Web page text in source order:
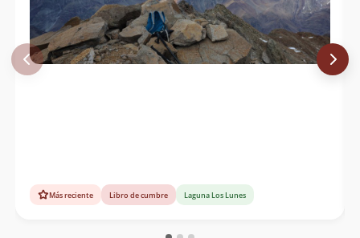
Más reciente Libro de cumbre Laguna Los Lunes